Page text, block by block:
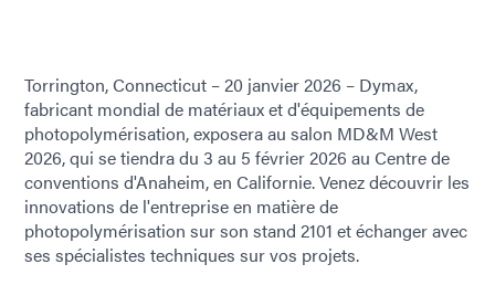
Torrington, Connecticut – 20 janvier 2026 – Dymax,
fabricant mondial de matériaux et d'équipements de
photopolymérisation, exposera au salon MD&M West
2026, qui se tiendra du 3 au 5 février 2026 au Centre de
conventions d'Anaheim, en Californie. Venez découvrir les
innovations de l'entreprise en matière de
photopolymérisation sur son stand 2101 et échanger avec
ses spécialistes techniques sur vos projets.